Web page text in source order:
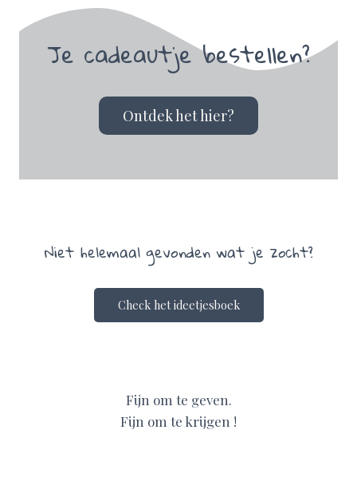
Je cadeautje bestellen?
Ontdek het hier?
Niet helemaal gevonden wat je zocht?
Check het ideetjesboek
Fijn om te geven.
Fijn om te krijgen !